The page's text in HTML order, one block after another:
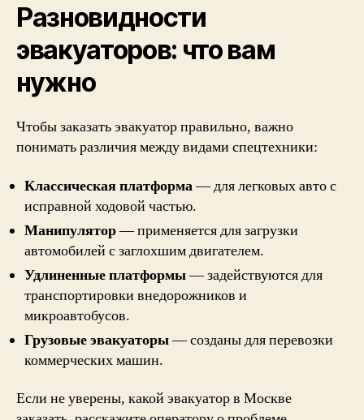
Разновидности
эвакуаторов: что вам
нужно
Чтобы заказать эвакуатор правильно, важно
понимать различия между видами спецтехники:
Классическая платформа— для легковых авто с
исправной ходовой частью.
Манипулятор— применяется для загрузки
автомобилей с заглохшим двигателем.
Удлиненные платформы— задействуются для
транспортировки внедорожников и
микроавтобусов.
Грузовые эвакуаторы— созданы для перевозки
коммерческих машин.
Если не уверены, какой эвакуатор в Москве